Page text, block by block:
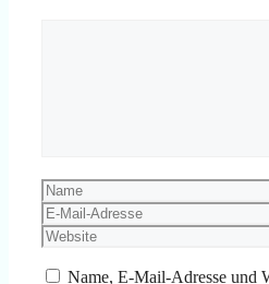
Name
Name, E-Mail-Adresse und